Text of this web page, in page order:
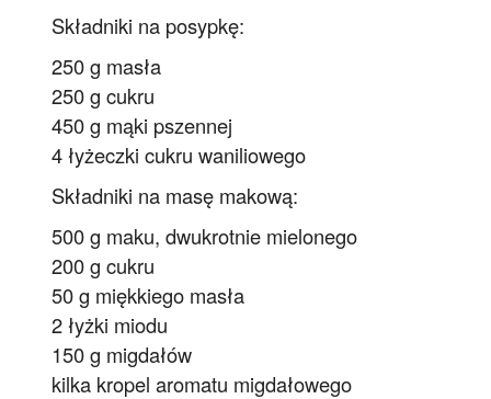
Składniki na posypkę:
250 g masła
250 g cukru
450 g mąki pszennej
4 łyżeczki cukru waniliowego
Składniki na masę makową:
500 g maku, dwukrotnie mielonego
200 g cukru
50 g miękkiego masła
2 łyżki miodu
150 g migdałów
kilka kropel aromatu migdałowego